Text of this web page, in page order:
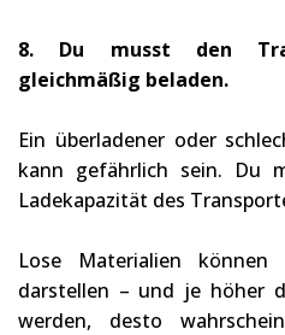
8. Du musst den
gleichmäßig beladen.
Ein überladener oder
kann gefährlich sein. Du
Ladekapazität des
Lose Materialien
darstellen – und je höher
werden, desto